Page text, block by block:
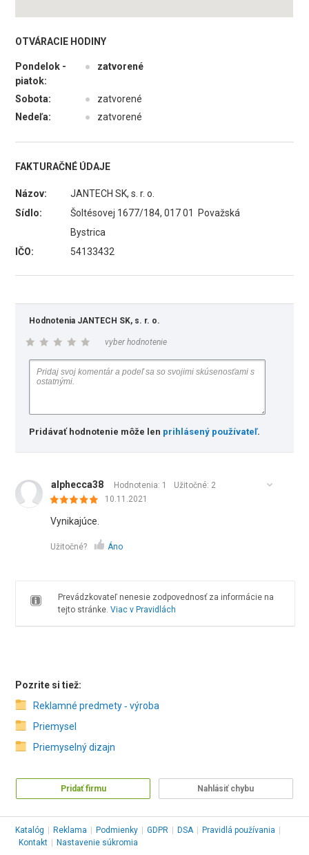
OTVÁRACIE HODINY
Pondelok -
piatok:
● zatvorené
Sobota: ●
zatvorené
Nedeľa:
● zatvorené
FAKTURAČNÉ ÚDAJE
Názov:
JANTECH SK, s. r. o.
Sídlo:
Šoltésovej 1677/184, 017 01 Považská
Bystrica
IČO:
54133432
Hodnotenia JANTECH SK, s. r. o.
vyber hodnotenie
Pridávať hodnotenie môže len prihlásený používateľ.
alphecca38 Hodnotenia: 1 Užitočné: 2
10.11.2021
Vynikajúce.
Užitočné? Áno
Prevádzkovateľ nenesie zodpovednosť za informácie na
tejto stránke. Viac v Pravidlách
Pozrite si tiež:
Reklamné predmety ‑ výroba
Priemysel
Priemyselný dizajn
Pridať firmu Nahlásiť chybu
Katalóg Reklama Podmienky GDPR DSA Pravidlá používania
Kontakt
Nastavenie súkromia